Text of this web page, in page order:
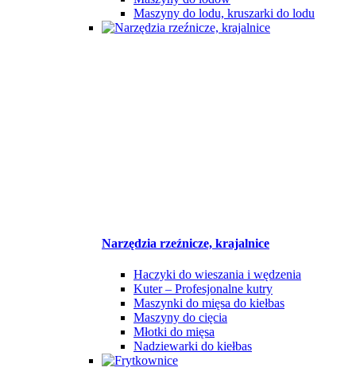
Maszyny do lodu, kruszarki do lodu
Narzędzia rzeźnicze, krajalnice
Haczyki do wieszania i wędzenia
Kuter – Profesjonalne kutry
Maszynki do mięsa do kiełbas
Maszyny do cięcia
Młotki do mięsa
Nadziewarki do kiełbas